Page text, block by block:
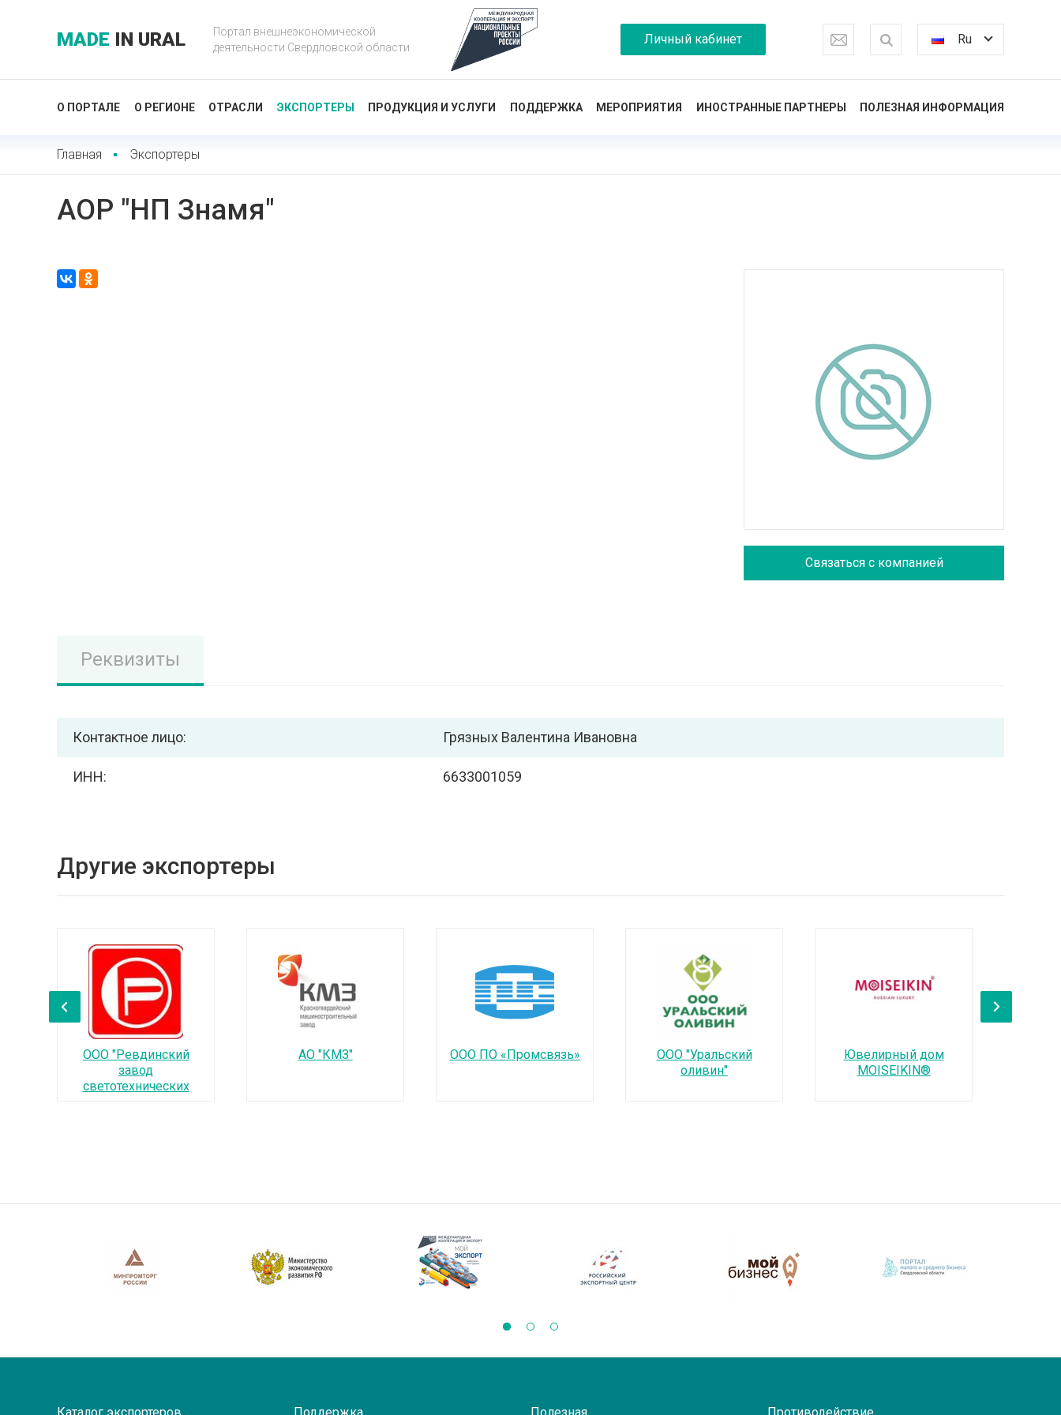
MADE IN URAL
Портал внешнеэкономической
деятельности Свердловской области
Личный кабинет Ru
О ПОРТАЛЕ О РЕГИОНЕ ОТРАСЛИ ЭКСПОРТЕРЫ ПРОДУКЦИЯ И УСЛУГИ ПОДДЕРЖКА МЕРОПРИЯТИЯ ИНОСТРАННЫЕ ПАРТНЕРЫ ПОЛЕЗНАЯ ИНФОРМАЦИЯ
Главная Экспортеры
АОР "НП Знамя"
Связаться с компанией
Реквизиты
Контактное лицо: Грязных Валентина Ивановна
ИНН: 6633001059
Другие экспортеры
ООО "Ревдинский
завод
светотехнических
АО "КМЗ" ООО ПО «Промсвязь»
ООО "Уральский
оливин"
Ювелирный дом
MOISEIKIN®